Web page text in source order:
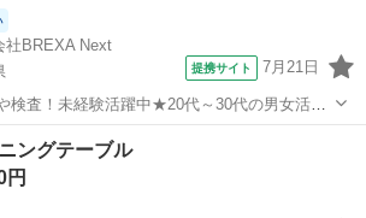
社BREXA Next
提携サイト 7月21日
検査！未経験活躍中★20代～30代の男女活躍
任旅費会社負担！マイカー通勤OK！無料駐
熊本県菊池郡大津町》 人気の工場のお
組立...
ングテーブル
円